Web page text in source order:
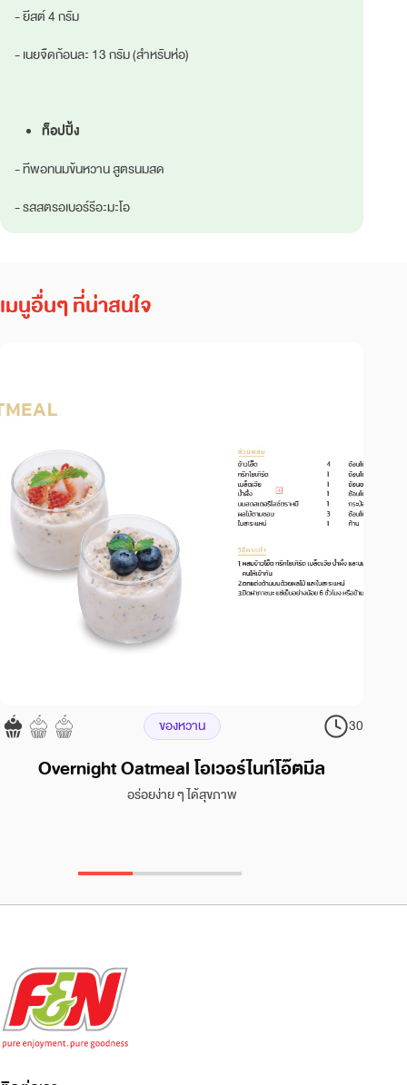
- ยีสต์ 4 กรัม
- เนยจืดก้อนละ 13 กรัม (สำหรับห่อ)
ท็อปปิ้ง
- ทีพอทนมข้นหวาน สูตรนมสด
- รสสตรอเบอร์รีอะมะโอ
เมนูอื่นๆ ที่น่าสนใจ
ของหวาน 30
Overnight Oatmeal โอเวอร์ไนท์โอ๊ตมีล
อร่อยง่าย ๆ ได้สุขภาพ